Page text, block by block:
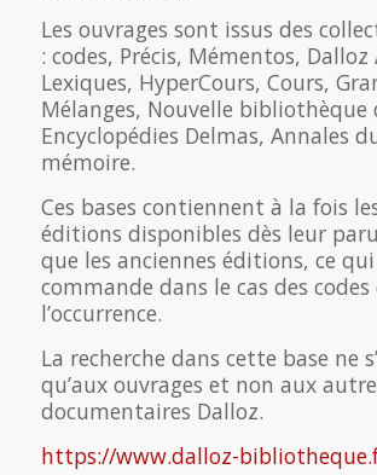
Les ouvrages sont issus des
: codes, Précis, Mémentos, Dalloz
Lexiques, HyperCours, Cours,
Mélanges, Nouvelle bibliothèque
Encyclopédies Delmas, Annales
mémoire.
Ces bases contiennent à la fois
éditions disponibles dès leur
que les anciennes éditions, ce
commande dans le cas des codes
l’occurrence.
La recherche dans cette base ne
qu’aux ouvrages et non aux
documentaires Dalloz.
https://www.dalloz-